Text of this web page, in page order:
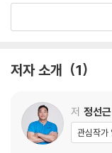
291 그럼, 학교 체육시
296 전문가들도 허리 아
성 원리
300 상처와 흉터를 구분
301 내 아픔 모르는 허
저자 소개 1
저 정선근
관심작가